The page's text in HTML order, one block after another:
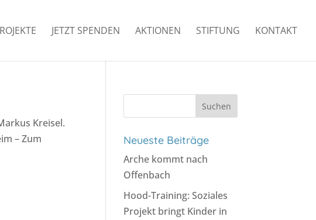
JETZT SPENDEN AKTIONEN STIFTUNG KONTAKT
Kreisel.
– Zum
nach:
Neueste Beiträge
Arche kommt nach
Offenbach
Hood-Training: Soziales
Projekt bringt Kinder in